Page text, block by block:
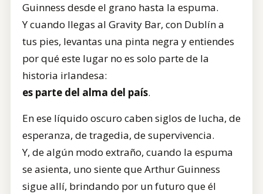
Guinness desde el grano hasta la espuma.
Y cuando llegas al Gravity Bar, con Dublín a
tus pies, levantas una pinta negra y entiendes
por qué este lugar no es solo parte de la
historia irlandesa:
es parte del alma del país.
En ese líquido oscuro caben siglos de lucha, de
esperanza, de tragedia, de supervivencia.
Y, de algún modo extraño, cuando la espuma
se asienta, uno siente que Arthur Guinness
sigue allí, brindando por un futuro que él